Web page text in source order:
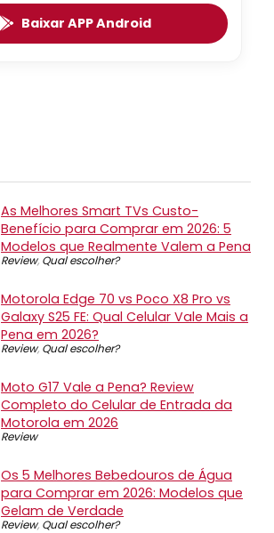
Baixar APP Android
As Melhores Smart TVs Custo-
Benefício para Comprar em 2026: 5
Modelos que Realmente Valem a Pena
Review, Qual escolher?
Motorola Edge 70 vs Poco X8 Pro vs
Galaxy S25 FE: Qual Celular Vale Mais a
Pena em 2026?
Review, Qual escolher?
Moto G17 Vale a Pena? Review
Completo do Celular de Entrada da
Motorola em 2026
Review
Os 5 Melhores Bebedouros de Água
para Comprar em 2026: Modelos que
Gelam de Verdade
Review, Qual escolher?